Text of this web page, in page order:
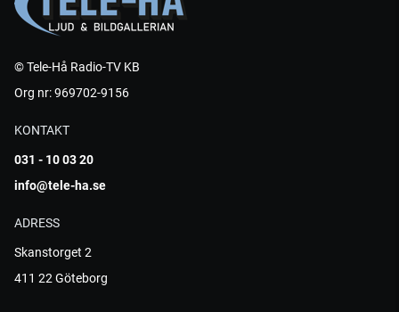
© Tele-Hå Radio-TV KB
Org nr: 969702-9156
KONTAKT
031 - 10 03 20
info@tele-ha.se
ADRESS
Skanstorget 2
411 22 Göteborg